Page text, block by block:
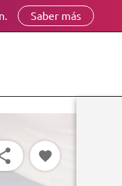
Saber más